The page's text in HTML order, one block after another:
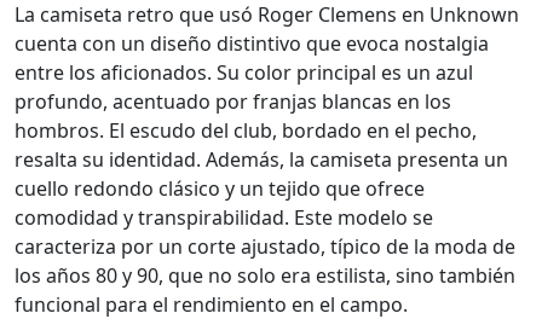
La camiseta retro que usó Roger Clemens en Unknown
cuenta con un diseño distintivo que evoca nostalgia
entre los aficionados. Su color principal es un azul
profundo, acentuado por franjas blancas en los
hombros. El escudo del club, bordado en el pecho,
resalta su identidad. Además, la camiseta presenta un
cuello redondo clásico y un tejido que ofrece
comodidad y transpirabilidad. Este modelo se
caracteriza por un corte ajustado, típico de la moda de
los años 80 y 90, que no solo era estilista, sino también
funcional para el rendimiento en el campo.